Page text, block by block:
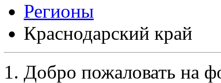
Регионы
Краснодарский край
Добро пожаловать на